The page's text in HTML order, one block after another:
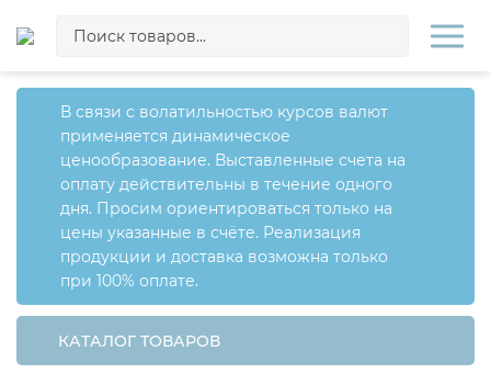
В связи с волатильностью курсов валют
применяется динамическое
ценообразование. Выставленные счета на
оплату действительны в течение одного
дня. Просим ориентироваться только на
цены указанные в счёте. Реализация
продукции и доставка возможна только
при 100% оплате.
КАТАЛОГ ТОВАРОВ